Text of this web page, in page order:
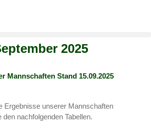
2025
Mannschaften Stand 15.09.2025
Ergebnisse unserer Mannschaften
nachfolgenden Tabellen.